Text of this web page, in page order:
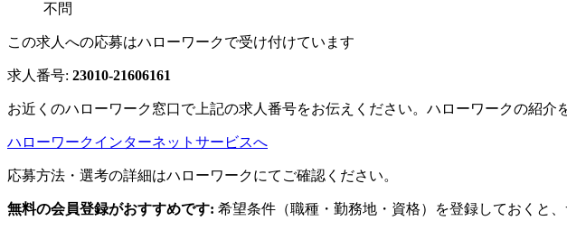
不問
この求人への応募はハローワークで受け付けています
求人番号: 23010-21606161
お近くのハローワーク窓口で上記の求人番号をお伝えください。ハローワークの紹介
ハローワークインターネットサービスへ
応募方法・選考の詳細はハローワークにてご確認ください。
無料の会員登録がおすすめです: 希望条件（職種・勤務地・資格）を登録しておくと